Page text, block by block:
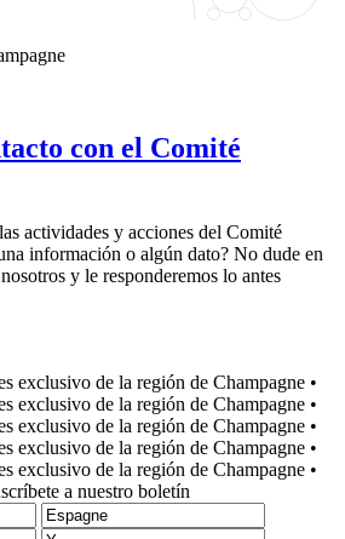
con el Comité
actividades y acciones del Comité
información o algún dato? No dude en
y le responderemos lo antes
exclusivo de la región de Champagne •
exclusivo de la región de Champagne •
exclusivo de la región de Champagne •
exclusivo de la región de Champagne •
exclusivo de la región de Champagne •
a nuestro boletín